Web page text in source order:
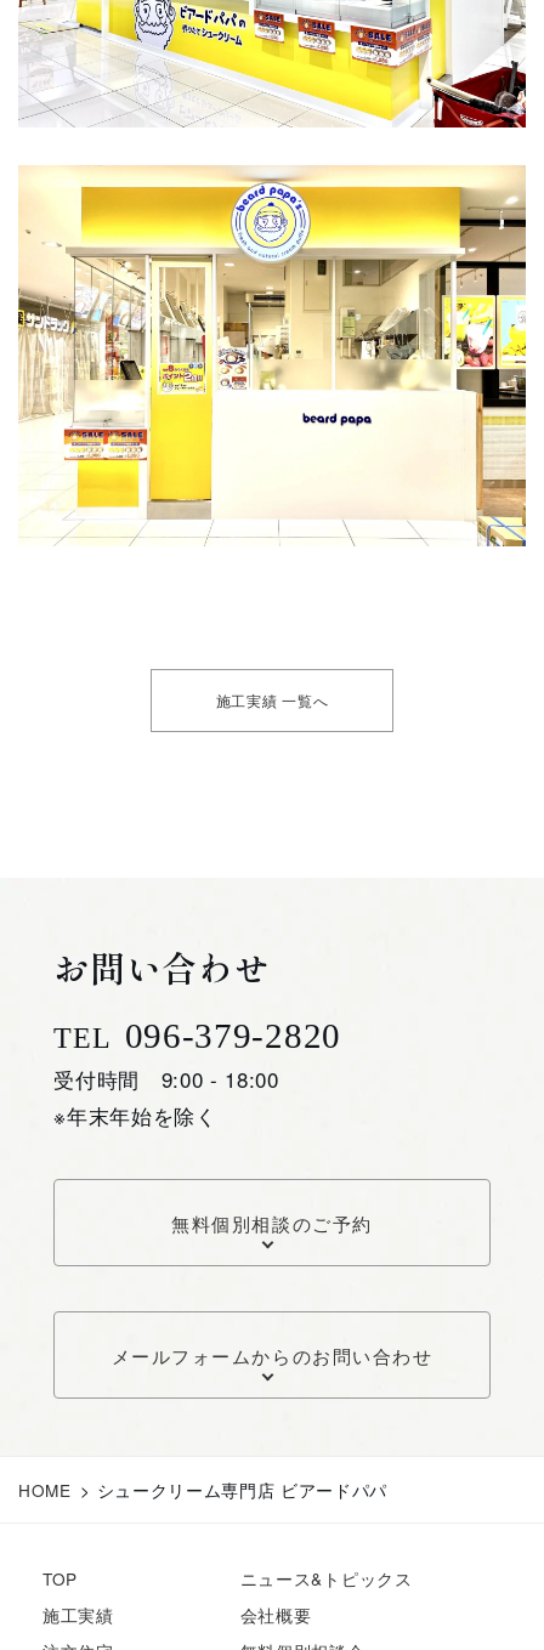
施工実績 一覧へ
お問い合わせ
TEL 096-379-2820
受付時間 9:00 - 18:00
※年末年始を除く
無料個別相談のご予約
メールフォームからのお問い合わせ
HOME > シュークリーム専門店 ビアードパパ
TOP
施工実績
ニュース&トピックス
会社概要